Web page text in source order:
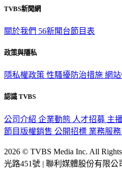
TVBS新聞網
關於我們 56新聞台節目表
政策與隱私
隱私權政策 性騷擾防治措施 網
認識 TVBS
公司介紹 企業動態 人才招募 主
節目版權銷售 公開招標 業務服務
2026 © TVBS Media Inc. All
光路451號 | 聯利媒體股份有限公